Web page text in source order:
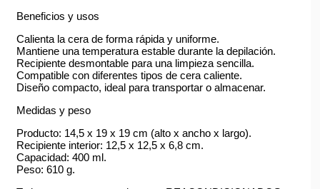
Beneficios y usos
Calienta la cera de forma rápida y uniforme.
Mantiene una temperatura estable durante la depilación.
Recipiente desmontable para una limpieza sencilla.
Compatible con diferentes tipos de cera caliente.
Diseño compacto, ideal para transportar o almacenar.
Medidas y peso
Producto: 14,5 x 19 x 19 cm (alto x ancho x largo).
Recipiente interior: 12,5 x 12,5 x 6,8 cm.
Capacidad: 400 ml.
Peso: 610 g.